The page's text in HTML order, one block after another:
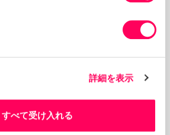
詳細を表示
すべて受け入れる
変更を交渉した場合はどうなります
されたSedex利用規約の変更は、お
契約の最初の期間、引き続き有効で
るために何もする必要はありませ
記録のために私たちのシステムに各